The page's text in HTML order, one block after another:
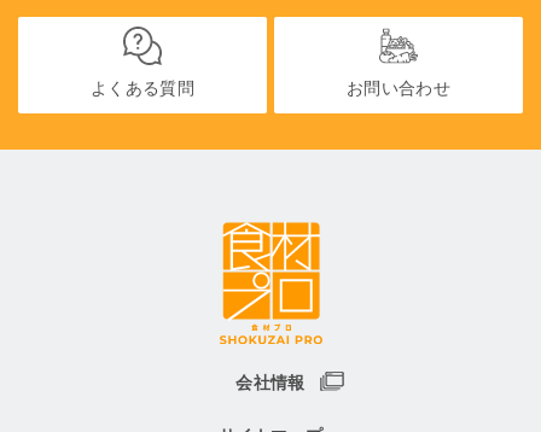
よくある質問 お問い合わせ
会社情報